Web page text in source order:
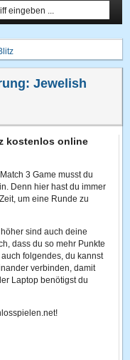
Jewelish
kostenlos online
3 Game musst du
Denn hier hast du immer
um eine Runde zu
sind auch deine
dass du so mehr Punkte
folgendes, du kannst
verbinden, damit
Laptop benötigst du